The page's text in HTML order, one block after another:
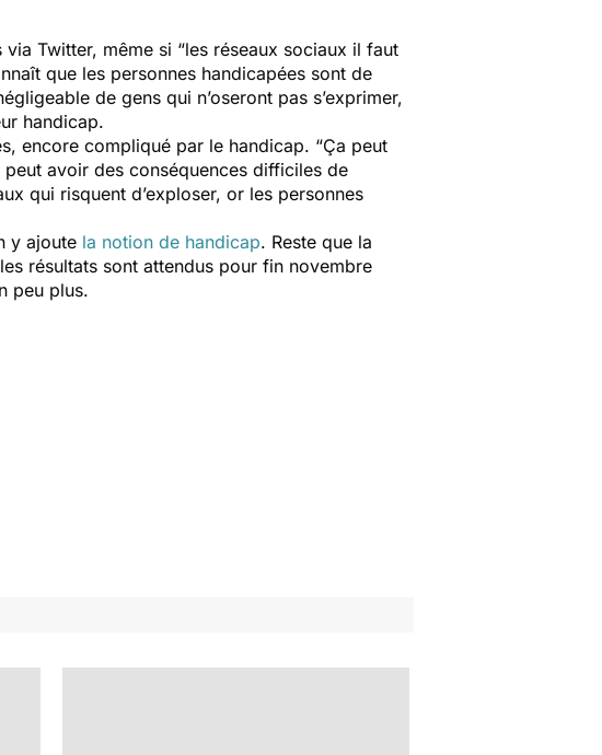
via Twitter, même si “les réseaux sociaux il faut
que les personnes handicapées sont de
de gens qui n’oseront pas s’exprimer,
handicap.
encore compliqué par le handicap. “Ça peut
avoir des conséquences difficiles de
qui risquent d’exploser, or les personnes
y ajoute la notion de handicap. Reste que la
résultats sont attendus pour fin novembre
peu plus.